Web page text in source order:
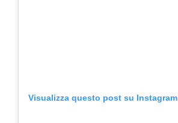
Visualizza questo post su Instagram